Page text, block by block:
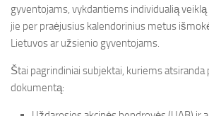
gyventojams, vykdantiems individualią
jie per praėjusius kalendorinius metus
Lietuvos ar užsienio gyventojams.
Štai pagrindiniai subjektai, kuriems
dokumentą: